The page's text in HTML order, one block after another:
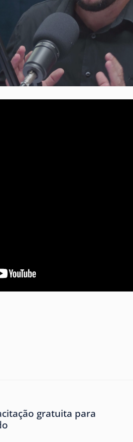
gratuita para